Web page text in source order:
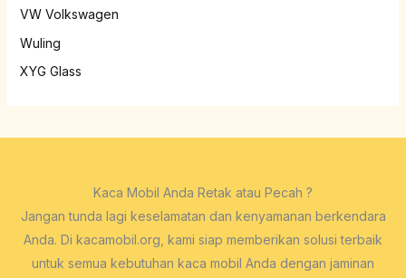
VW Volkswagen
Wuling
XYG Glass
Kaca Mobil Anda Retak atau Pecah ?
Jangan tunda lagi keselamatan dan kenyamanan berkendara
Anda. Di kacamobil.org, kami siap memberikan solusi terbaik
untuk semua kebutuhan kaca mobil Anda dengan jaminan